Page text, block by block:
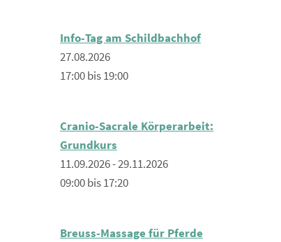
Info-Tag am Schildbachhof
27.08.2026
17:00 bis 19:00
Cranio-Sacrale Körperarbeit:
Grundkurs
11.09.2026 - 29.11.2026
09:00 bis 17:20
Breuss-Massage für Pferde